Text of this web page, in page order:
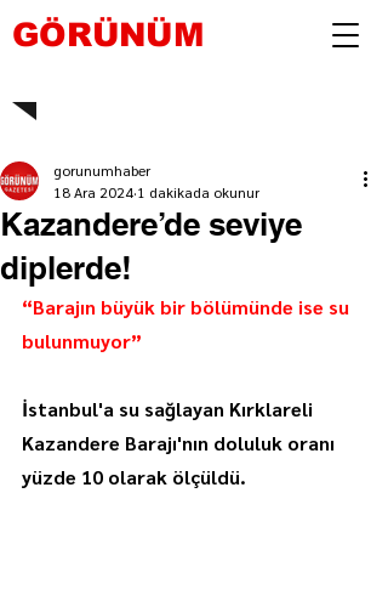
GÖRÜNÜM
Kazandere’de seviye
diplerde!
gorunumhaber
18 Ara 2024 1 dakikada okunur
“Barajın büyük bir bölümünde ise su
bulunmuyor”
İstanbul'a su sağlayan Kırklareli
Kazandere Barajı'nın doluluk oranı
yüzde 10 olarak ölçüldü.